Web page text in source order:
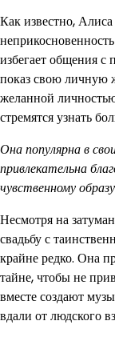
Как известно,
избегает общения с
показ свою личную
желанной
стремятся узнать
Она популярна в
привлекательна
чувственному
Несмотря на
свадьбу с
крайне редко. Она
тайне, чтобы не
вместе создают
вдали от людского